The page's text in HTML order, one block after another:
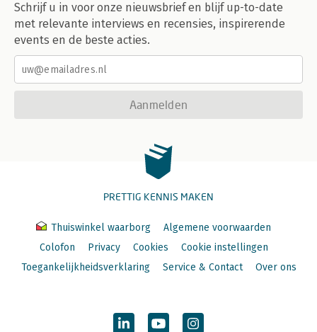
Schrijf u in voor onze nieuwsbrief en blijf up-to-date
met relevante interviews en recensies, inspirerende
events en de beste acties.
Aanmelden
PRETTIG KENNIS MAKEN
Thuiswinkel waarborg
Algemene voorwaarden
Colofon
Privacy Cookies
Cookie instellingen
Toegankelijkheidsverklaring
Service & Contact Over ons